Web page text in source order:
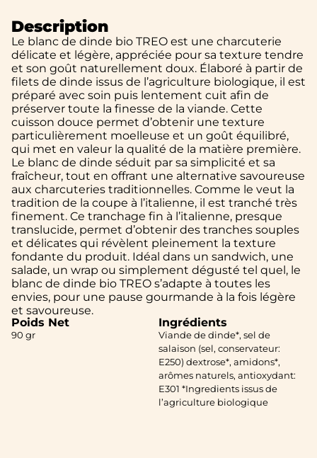
Description
Le blanc de dinde bio TREO est une charcuterie
délicate et légère, appréciée pour sa texture tendre
et son goût naturellement doux. Élaboré à partir de
filets de dinde issus de l’agriculture biologique, il est
préparé avec soin puis lentement cuit afin de
préserver toute la finesse de la viande. Cette
cuisson douce permet d’obtenir une texture
particulièrement moelleuse et un goût équilibré,
qui met en valeur la qualité de la matière première.
Le blanc de dinde séduit par sa simplicité et sa
fraîcheur, tout en offrant une alternative savoureuse
aux charcuteries traditionnelles. Comme le veut la
tradition de la coupe à l’italienne, il est tranché très
finement. Ce tranchage fin à l’italienne, presque
translucide, permet d’obtenir des tranches souples
et délicates qui révèlent pleinement la texture
fondante du produit. Idéal dans un sandwich, une
salade, un wrap ou simplement dégusté tel quel, le
blanc de dinde bio TREO s’adapte à toutes les
envies, pour une pause gourmande à la fois légère
et savoureuse.
Poids Net
90 gr
Ingrédients
Viande de dinde*, sel de
salaison (sel, conservateur:
E250) dextrose*, amidons*,
arômes naturels, antioxydant:
E301 *Ingredients issus de
l’agriculture biologique